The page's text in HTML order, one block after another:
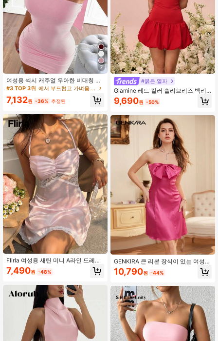
1.9M 팔로워
1.9M 팔로워
4.91 1.9M 팔로워
4.91 1.9M 팔로워
4.91 1.9M 팔로워
7
여성용 섹시 캐주얼 우아한 비대칭 콜
드 숄더 밴도 미니 드레스, 졸업식, 개
크 드레스
#3 TOP 3위 에서 부드럽고 가벼움 여성 드레스
7,132원 -36% 추정된
Flirla 여성용 새틴 미니 A라인 드레스,
섹시하고 세련된 여름 드레스, 비치 드
레스, 로맨틱한 데일리 웨어, 데이트,
7,490원 -48%
#붉은 열파
Glamine 레드 컬러 슬리브리스 백리
스 러쉬드 빈티지 진주 슬립 드레스,
로맨틱한 데이트 나잇 드레스, 우아한
스, 여성 드레스, 여성 드레스, 휴가 여
성 우아한 드레스, 여성용 드레스, 여
성 여름 드레스, 레드 드레스, 휴가 드
레스
9,690원 -50%
GENKIRA 큰 리본 장식이 있는 여성용
스트랩리스 드레스, 딱 맞는 허리와 에
이 라인
10,790원 -44%